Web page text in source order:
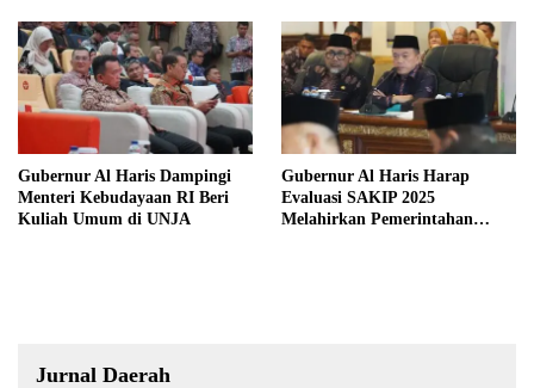
Gubernur Al Haris Dampingi
Menteri Kebudayaan RI Beri
Kuliah Umum di UNJA
Gubernur Al Haris Harap
Evaluasi SAKIP 2025
Melahirkan Pemerintahan
Jurnal Daerah